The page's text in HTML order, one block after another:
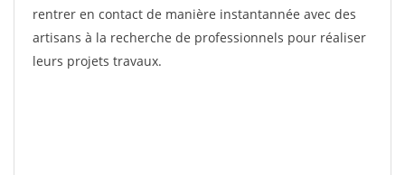
rentrer en contact de manière instantannée avec des
artisans à la recherche de professionnels pour réaliser
leurs projets travaux.